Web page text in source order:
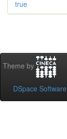
true
Theme by
DSpace Software